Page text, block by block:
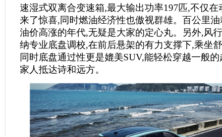
速湿式双离合变速箱,最大输出功率197匹,不仅
来了惊喜,同时燃油经济性也傲视群雄。百公里
油价高涨的年代,无疑是大家的定心丸。另外,风
纳专业底盘调校,在前后悬架的有力支撑下,乘坐
同时底盘通过性更是媲美SUV,能轻松穿越一般
家人抵达诗和远方。